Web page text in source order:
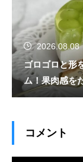
2026.08.08
ゴロゴロと形
ム！果肉感を
コメント